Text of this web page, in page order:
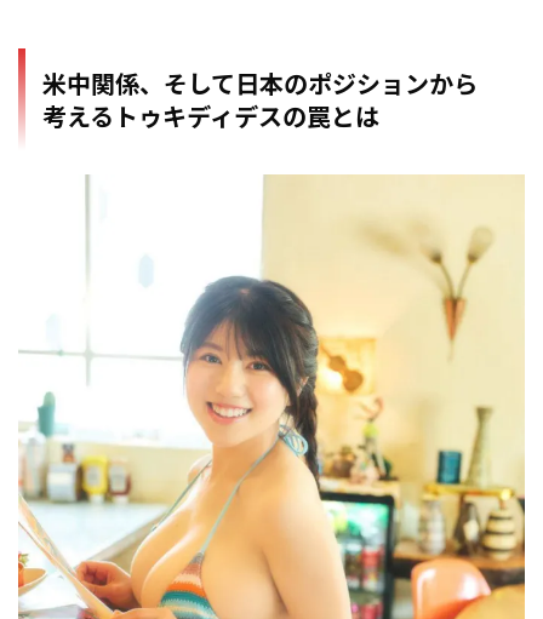
米中関係、そして日本のポジションから
考えるトゥキディデスの罠とは